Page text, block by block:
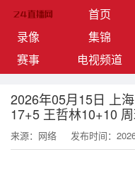
首页
录像
集锦
赛事
电视频道
2026年05月15日 上
17+5 王哲林10+10
来源：网络 发布时间：